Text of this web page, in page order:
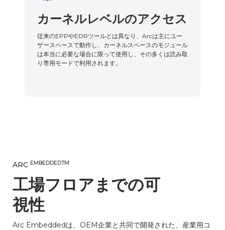
カーネルレベルのアクセス
従来のEPPやEDRツールとは異なり、Arcは主にユー
ザースペースで動作し、カーネルスペースのモジュール
は本当に必要な場合に限って使用し、その多くは読み取
り専用モードで利用されます。
ARC EMBEDDEDTM
工場フロアまでの可
視性
Arc Embeddedは、OEM企業と共同で開発された、産業用コ